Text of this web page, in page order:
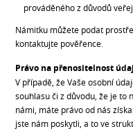
prováděného z důvodů
Námitku můžete podat
kontaktujte pověřence.
Právo na přenositelnost
V případě, že Vaše osobní
souhlasu či z důvodu, že je to
námi, máte právo od nás
jste nám poskytli, a to ve